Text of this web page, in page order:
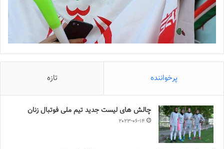
پرخواننده تازه
چالش هاى ليست جدید تيم ملى فوتبال زنان
2023-06-14